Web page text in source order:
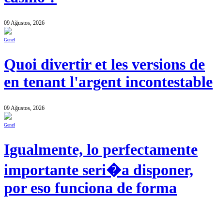
09 Ağustos, 2026
Genel
Quoi divertir et les versions de
en tenant l'argent incontestable
09 Ağustos, 2026
Genel
Igualmente, lo perfectamente
importante seri�a disponer,
por eso funciona de forma